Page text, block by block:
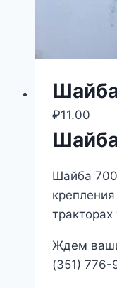
₽11.00
Шайба
Ждем
(351) 776-